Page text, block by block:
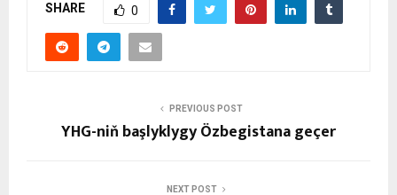
SHARE 0
PREVIOUS POST
YHG-niň başlyklygy Özbegistana geçer
NEXT POST